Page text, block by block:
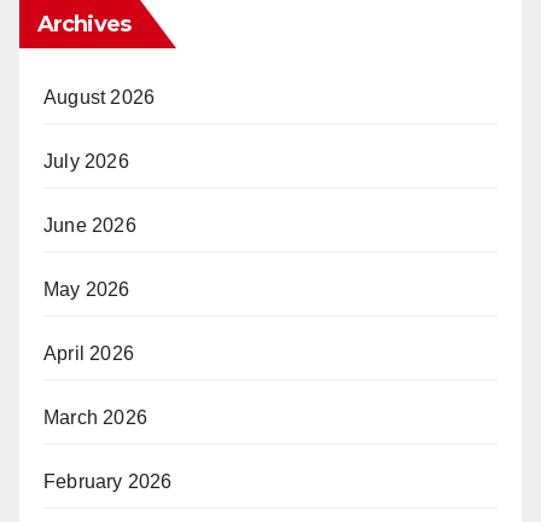
Archives
August 2026
July 2026
June 2026
May 2026
April 2026
March 2026
February 2026